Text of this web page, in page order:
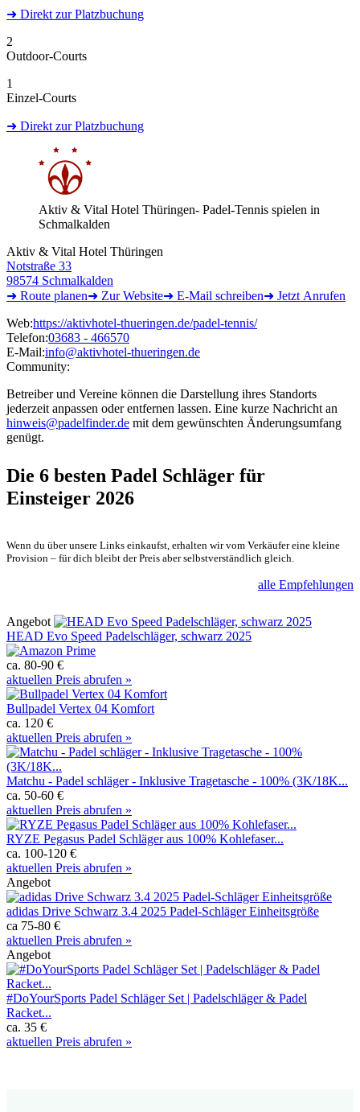
➜ Direkt zur Platzbuchung
2
Outdoor-Courts
1
Einzel-Courts
➜ Direkt zur Platzbuchung
Aktiv & Vital Hotel Thüringen- Padel-Tennis spielen in
Schmalkalden
Aktiv & Vital Hotel Thüringen
Notstraße 33
98574 Schmalkalden
➜ Route planen➜ ZurWebsite➜ E-Mail schreiben➜ Jetzt Anrufen
Web:https://aktivhotel-thueringen.de/padel-tennis/
Telefon:03683 - 466570
E-Mail:info@aktivhotel-thueringen.de
Community:
Betreiber und Vereine können die Darstellung ihres Standorts
jederzeit anpassen oder entfernen lassen. Eine kurze Nachricht an
hinweis@padelfinder.de mit dem gewünschten Änderungsumfang
genügt.
Die 6 besten Padel Schläger für
Einsteiger 2026
Wenn du über unsere Links einkaufst, erhalten wir vom Verkäufer eine kleine
Provision – für dich bleibt der Preis aber selbstverständlich gleich.
alle Empfehlungen
Angebot
HEAD Evo Speed Padelschläger, schwarz 2025
ca. 80-90 €
aktuellen Preis abrufen »
Bullpadel Vertex 04 Komfort
ca. 120 €
aktuellen Preis abrufen »
Matchu - Padel schläger - Inklusive Tragetasche - 100% (3K/18K...
ca. 50-60 €
aktuellen Preis abrufen »
RYZE Pegasus Padel Schläger aus 100% Kohlefaser...
ca. 100-120 €
aktuellen Preis abrufen »
Angebot
adidas Drive Schwarz 3.4 2025 Padel-Schläger Einheitsgröße
ca 75-80 €
aktuellen Preis abrufen »
Angebot
#DoYourSports Padel Schläger Set | Padelschläger & Padel
Racket...
ca. 35 €
aktuellen Preis abrufen »